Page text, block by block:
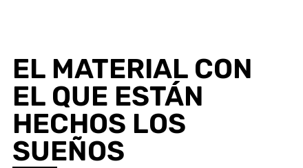
EL MATERIAL CON
EL QUE ESTÁN
HECHOS LOS
SUEÑOS